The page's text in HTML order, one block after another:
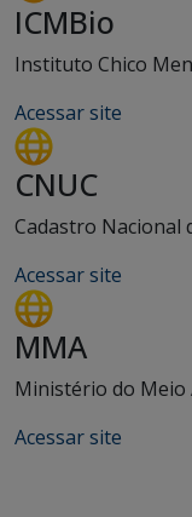
ICMBio
Instituto Chico
Acessar site
CNUC
Cadastro Nacional
Acessar site
MMA
Ministério do Meio
Acessar site